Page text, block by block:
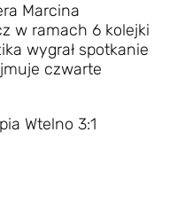
Marcina
w ramach 6 kolejki
wygrał spotkanie
czwarte
Wtelno 3:1